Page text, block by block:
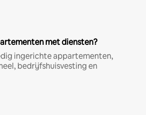
met diensten?
ingerichte appartementen,
bedrijfshuisvesting en